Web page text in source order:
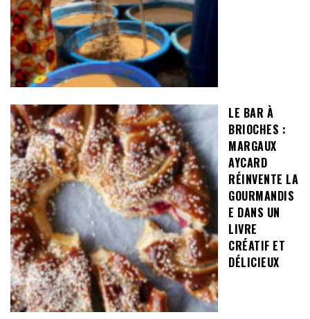
LE BAR À
BRIOCHES :
MARGAUX
AYCARD
RÉINVENTE LA
GOURMANDIS
E DANS UN
LIVRE
CRÉATIF ET
DÉLICIEUX